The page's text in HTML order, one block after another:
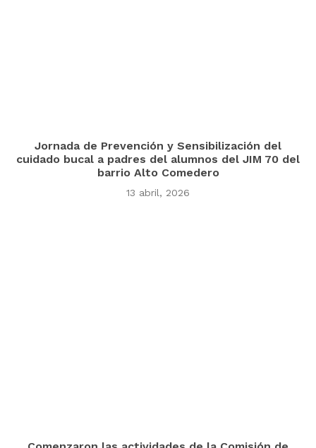
Jornada de Prevención y Sensibilización del
cuidado bucal a padres del alumnos del JIM 70 del
barrio Alto Comedero
13 abril, 2026